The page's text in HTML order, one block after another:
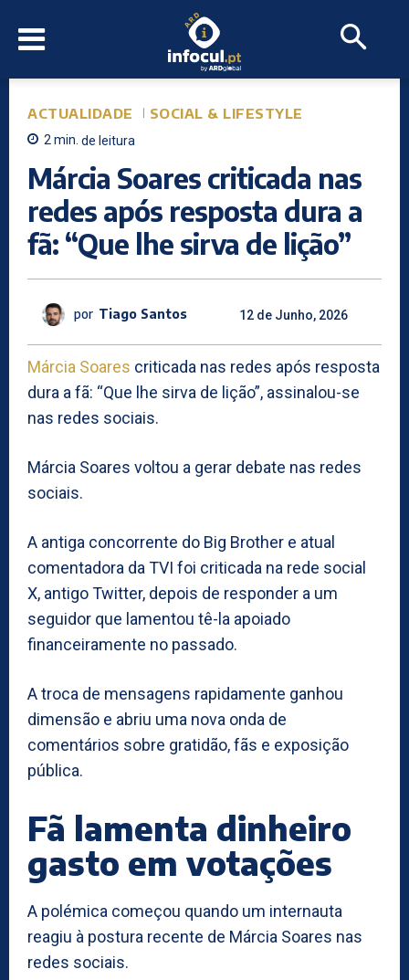
ACTUALIDADE SOCIAL & LIFESTYLE
2min. de leitura
Márcia Soares criticada nas
redes após resposta dura a
fã: “Que lhe sirva de lição”
por Tiago Santos 12 de Junho, 2026
Márcia Soares criticada nas redes após resposta
dura a fã: “Que lhe sirva de lição”, assinalou-se
nas redes sociais.
Márcia Soares voltou a gerar debate nas redes
sociais.
A antiga concorrente do Big Brother e atual
comentadora da TVI foi criticada na rede social
X, antigo Twitter, depois de responder a um
seguidor que lamentou tê-la apoiado
financeiramente no passado.
A troca de mensagens rapidamente ganhou
dimensão e abriu uma nova onda de
comentários sobre gratidão, fãs e exposição
pública.
Fã lamenta dinheiro
gasto em votações
A polémica começou quando um internauta
reagiu à postura recente de Márcia Soares nas
redes sociais.